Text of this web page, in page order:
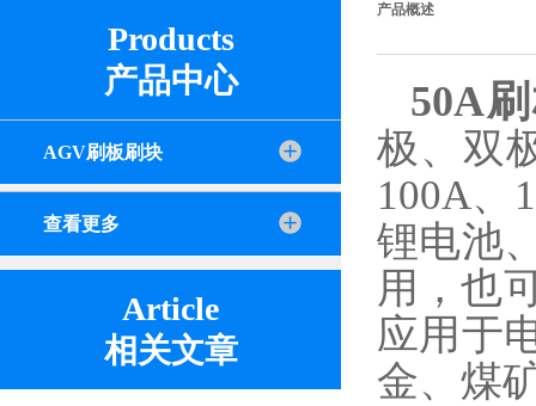
Products
产品中心
AGV刷板刷块
查看更多
Article
相关文章
产品概述
50A
极、双
100A、
锂电池
用，也
应用于
金、煤